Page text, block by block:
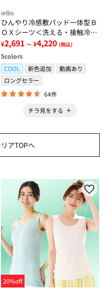
iellio
ひんやり冷感敷パッド一体型Ｂ
ＯＸシーツ＜洗える・接触冷
感・抗菌防臭・時短・家事楽・
ボックスシーツ・寝苦しさ対策
＞
¥2,691 ～ ¥4,220 (税込)
5colors
COOL
新色追加
動画あり
ロングセラー
64件
チラ見をする
アTOPへ
20%off